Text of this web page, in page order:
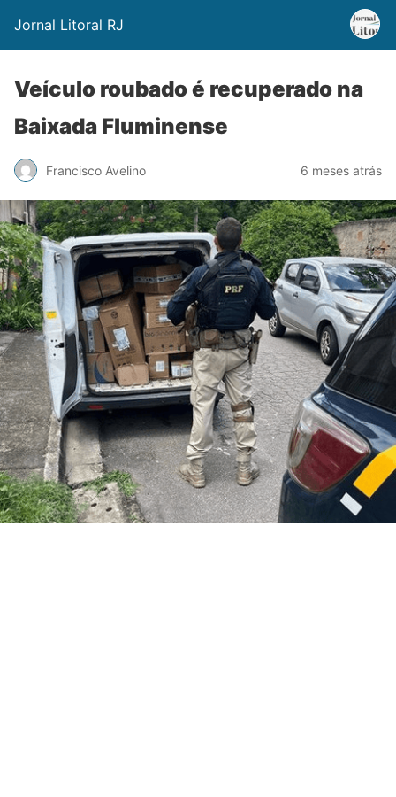
Jornal Litoral RJ
Veículo roubado é recuperado na
Baixada Fluminense
Francisco Avelino 6 meses atrás